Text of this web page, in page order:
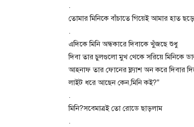
.
তোমার মিনিকে বাঁচাতে গিয়েই আমার হাত
.
এদিকে মিনি অন্ধকারে দিবাকে খু্ঁজছে শুধু
দিবা তার চুলগুলো মুখ থেকে সরিয়ে মিনিকে
আহনাফ তার ফোনের ফ্ল্যাশ অন করে দিবার
লাইট ধরে আছেন কেন,মিনি কই?”
.
মিনি?সবেমাত্রই তো রোডে ছাড়লাম
.